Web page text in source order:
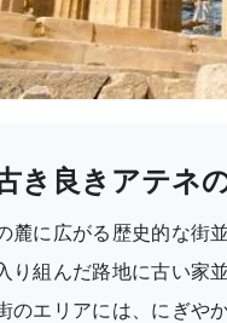
き良きアテネ
麓に広がる歴史的な街
り組んだ路地に古い家
のエリアには、にぎや